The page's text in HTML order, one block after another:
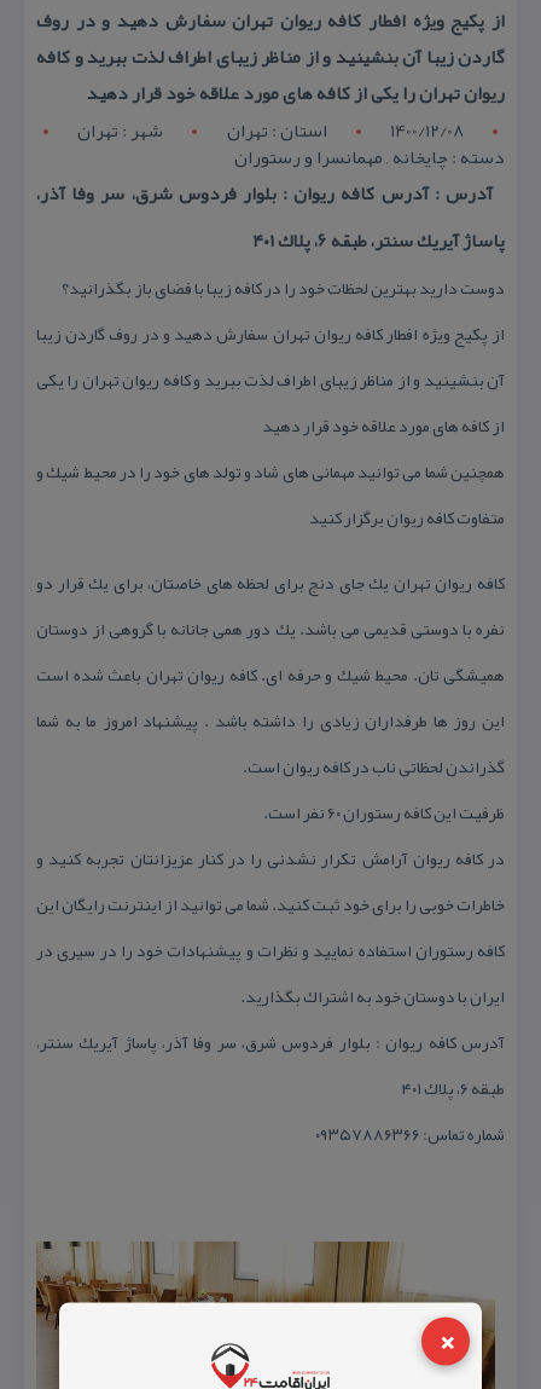
×
از پكیج ویژه افطار كافه ریوان تهران سفارش دهید و در روف
گاردن زیبا آن بنشینید و از مناظر زیبای اطراف لذت ببرید و كافه
ریوان تهران را یكی از كافه های مورد علاقه خود قرار دهید
1400/12/08
استان : تهران شهر : تهران
دسته : چایخانه , مهمانسرا و رستوران
آدرس : آدرس كافه ریوان : بلوار فردوس شرق، سر وفا آذر،
پاساژ آیریك سنتر، طبقه ۶، پلاك ۴۰۱
دوست دارید بهترین لحظات خود را در كافه زیبا با فضای باز بگذرانید؟
از پكیج ویژه افطار كافه ریوان تهران سفارش دهید و در روف گاردن زیبا
آن بنشینید و از مناظر زیبای اطراف لذت ببرید و كافه ریوان تهران را یكی
از كافه های مورد علاقه خود قرار دهید
همچنین شما می توانید مهمانی های شاد و تولد های خود را در محیط شیك و
متفاوت كافه ریوان برگزار كنید
كافه ریوان تهران یك جای دنج برای لحظه های خاصتان، برای یك قرار دو
نفره با دوستی قدیمی می باشد. یك دور همی جانانه با گروهی از دوستان
همیشگی تان. محیط شیك و حرفه ای. كافه ریوان تهران باعث شده است
این روز ها طرفداران زیادی را داشته باشد . پیشنهاد امروز ما به شما
گذراندن لحظاتی ناب در كافه ریوان است.
ظرفیت این كافه رستوران ۶۰ نفر است.
در كافه ریوان آرامش تكرار نشدنی را در كنار عزیزانتان تجربه كنید و
خاطرات خوبی را برای خود ثبت كنید. شما می توانید از اینترنت رایگان این
كافه رستوران استفاده نمایید و نظرات و پیشنهادات خود را در سیری در
ایران با دوستان خود به اشتراك بگذارید.
آدرس كافه ریوان : بلوار فردوس شرق، سر وفا آذر، پاساژ آیریك سنتر،
طبقه ۶، پلاك ۴۰۱
شماره تماس: ۰۹۳۵۷۸۸۶۳۶۶